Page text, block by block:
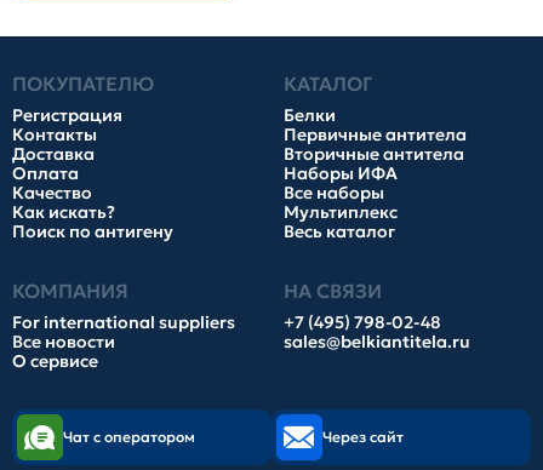
ПОКУПАТЕЛЮ
Регистрация
Контакты
Доставка
Оплата
Качество
Как искать?
Поиск по антигену
КАТАЛОГ
Белки
Первичные антитела
Вторичные антитела
Наборы ИФА
Все наборы
Мультиплекс
Весь каталог
КОМПАНИЯ
For international suppliers
Все новости
О сервисе
НА СВЯЗИ
+7 (495) 798-02-48
sales@belkiantitela.ru
Чат с оператором Через сайт